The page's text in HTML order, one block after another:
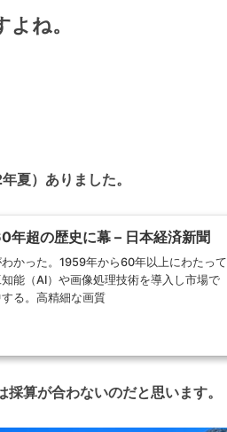
ね。
夏）ありました。
超の歴史に幕 – 日本経済新聞
かった。1959年から60年以上にわたって
能（AI）や画像処理技術を導入し市場で
る。高精細な画質
算が合わないのだと思います。